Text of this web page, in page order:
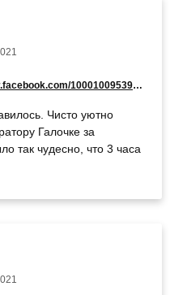
https://www.facebook.com/100010095399802
Чисто уютно
Галочке за
так чудесно, что 3 часа